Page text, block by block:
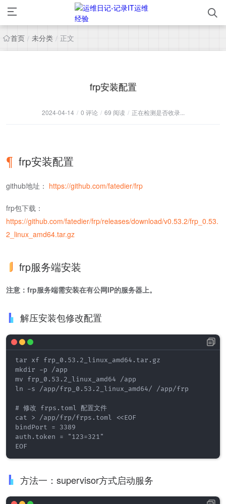
首页 / 未分类 / 正文
frp安装配置
2024-04-14 / 0 评论 / 69 阅读 / 正在检测是否收录...
frp安装配置
github地址： https://github.com/fatedier/frp
frp包下载：
https://github.com/fatedier/frp/releases/download/v0.53.2/frp_0.53.
2_linux_amd64.tar.gz
frp服务端安装
注意：frp服务端需安装在有公网IP的服务器上。
解压安装包修改配置
tar xf frp_0.53.2_linux_amd64.tar.gz
mkdir -p /app
mv frp_0.53.2_linux_amd64 /app
ln -s /app/frp_0.53.2_linux_amd64/ /app/frp
# 修改 frps.toml 配置文件
cat > /app/frp/frps.toml <<EOF
bindPort = 3389
auth.token = "123=321"
EOF
方法一：supervisor方式启动服务